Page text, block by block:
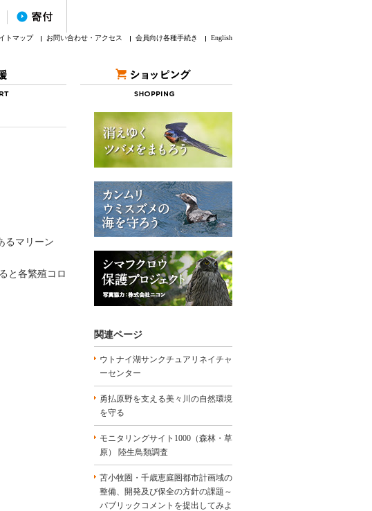
トマップ お問い合わせ・アクセス 会員向け各種手続き English
るマリーン
と各繁殖コロ
関連ページ
ウトナイ湖サンクチュアリネイチャ
ーセンター
勇払原野を支える美々川の自然環境
を守る
モニタリングサイト1000（森林・草
原） 陸生鳥類調査
苫小牧圏・千歳恵庭圏都市計画域の
整備、開発及び保全の方針の課題～
パブリックコメントを提出してみよ